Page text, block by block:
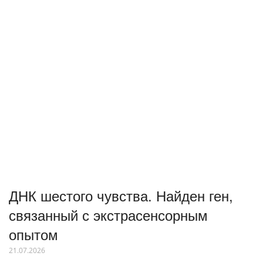
ДНК шестого чувства. Найден ген,
связанный с экстрасенсорным
опытом
21.07.2026